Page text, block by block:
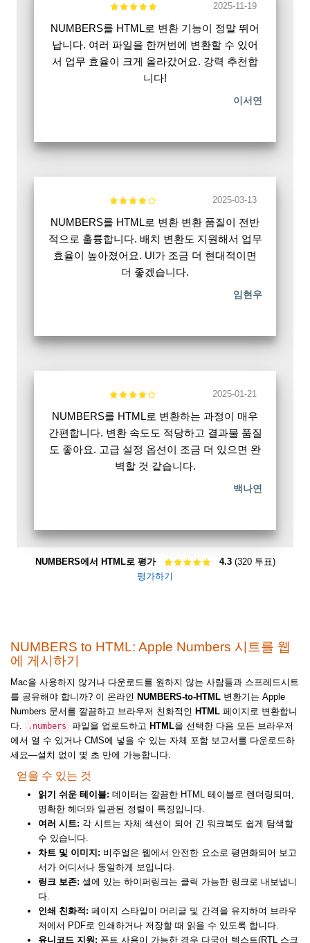
2025-11-19
NUMBERS를 HTML로 변환 기능이 정말 뛰어
납니다. 여러 파일을 한꺼번에 변환할 수 있어
서 업무 효율이 크게 올라갔어요. 강력 추천합
니다!
이서연
2025-03-13
NUMBERS를 HTML로 변환 변환 품질이 전반
적으로 훌륭합니다. 배치 변환도 지원해서 업무
효율이 높아졌어요. UI가 조금 더 현대적이면
더 좋겠습니다.
임현우
2025-01-21
NUMBERS를 HTML로 변환하는 과정이 매우
간편합니다. 변환 속도도 적당하고 결과물 품질
도 좋아요. 고급 설정 옵션이 조금 더 있으면 완
벽할 것 같습니다.
백나연
NUMBERS에서 HTML로 평가 4.3(320 투표)
평가하기
NUMBERS to HTML: Apple Numbers 시트를 웹
에 게시하기
Mac을 사용하지 않거나 다운로드를 원하지 않는 사람들과 스프레드시트
를 공유해야 합니까? 이 온라인 NUMBERS-to-HTML 변환기는 Apple
Numbers 문서를 깔끔하고 브라우저 친화적인 HTML 페이지로 변환합니
다.
.numbers 파일을 업로드하고 HTML을 선택한 다음 모든 브라우저
에서 열 수 있거나 CMS에 넣을 수 있는 자체 포함 보고서를 다운로드하
세요—설치 없이 몇 초 만에 가능합니다.
얻을 수 있는 것
읽기 쉬운 테이블: 데이터는 깔끔한 HTML 테이블로 렌더링되며,
명확한 헤더와 일관된 정렬이 특징입니다.
여러 시트: 각 시트는 자체 섹션이 되어 긴 워크북도 쉽게 탐색할
수 있습니다.
차트 및 이미지: 비주얼은 웹에서 안전한 요소로 평면화되어 보고
서가 어디서나 동일하게 보입니다.
링크 보존: 셀에 있는 하이퍼링크는 클릭 가능한 링크로 내보냅니
다.
인쇄 친화적: 페이지 스타일이 머리글 및 간격을 유지하여 브라우
저에서 PDF로 인쇄하거나 저장할 때 읽을 수 있도록 합니다.
유니코드 지원: 폰트 사용이 가능한 경우 다국어 텍스트(RTL 스크